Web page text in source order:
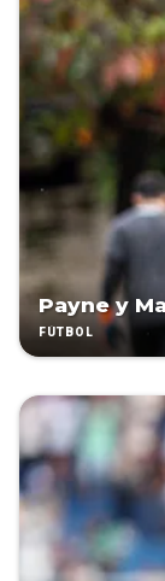
Payne y
FÚTBOL